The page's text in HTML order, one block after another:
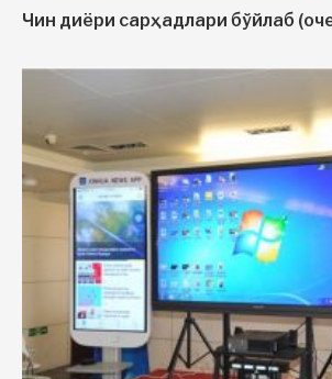
Чин диёри сарҳадлари бўйлаб